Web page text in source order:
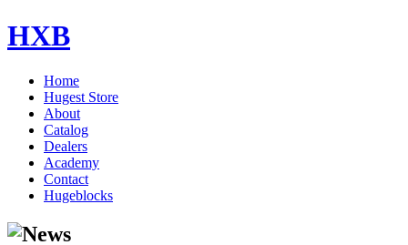
HXB
Home
Hugest Store
About
Catalog
Dealers
Academy
Contact
Hugeblocks